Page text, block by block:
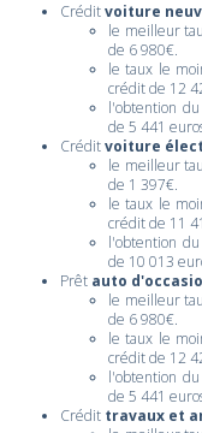
Créditvoiture
le meilleur
de 6 980€.
le taux le
crédit de 12
l'obtention
de 5 441
Créditvoiture
le meilleur
de 1 397€.
le taux le
crédit de 11
l'obtention
de 10 013
Prêt auto
le meilleur
de 6 980€.
le taux le
crédit de 12
l'obtention
de 5 441
Crédit travaux et